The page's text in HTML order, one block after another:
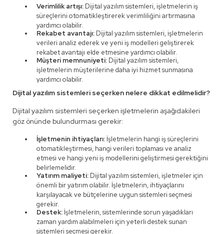
Verimlilik artışı: Dijital yazılım sistemleri, işletmelerin iş
süreçlerini otomatikleştirerek verimliliğini artırmasına
yardımcı olabilir.
Rekabet avantajı: Dijital yazılım sistemleri, işletmelerin
verileri analiz ederek ve yeni iş modelleri geliştirerek
rekabet avantajı elde etmesine yardımcı olabilir.
Müşteri memnuniyeti: Dijital yazılım sistemleri,
işletmelerin müşterilerine daha iyi hizmet sunmasına
yardımcı olabilir.
Dijital yazılım sistemleri seçerken nelere dikkat edilmelidir?
Dijital yazılım sistemleri seçerken işletmelerin aşağıdakileri
göz önünde bulundurması gerekir:
İşletmenin ihtiyaçları: İşletmelerin hangi iş süreçlerini
otomatikleştirmesi, hangi verileri toplaması ve analiz
etmesi ve hangi yeni iş modellerini geliştirmesi gerektiğini
belirlemelidir.
Yatırım maliyeti: Dijital yazılım sistemleri, işletmeler için
önemli bir yatırım olabilir. İşletmelerin, ihtiyaçlarını
karşılayacak ve bütçelerine uygun sistemleri seçmesi
gerekir.
Destek: İşletmelerin, sistemlerinde sorun yaşadıkları
zaman yardım alabilmeleri için yeterli destek sunan
sistemleri seçmesi gerekir.